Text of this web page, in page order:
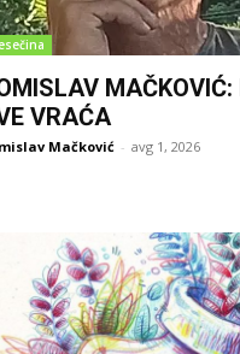
MAČKOVIĆ:
VRAĆA
Mačković - avg 1, 2026